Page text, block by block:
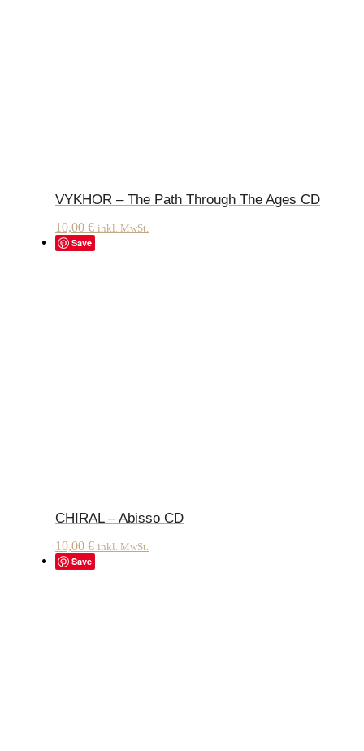
VYKHOR – The Path Through The Ages CD
10,00 € inkl. MwSt.
Save
CHIRAL – Abisso CD
10,00 € inkl. MwSt.
Save